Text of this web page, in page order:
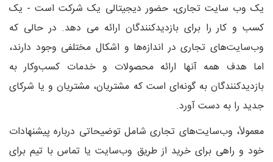
یک وب سایت تجاری، حضور دیجیتالی یک شرکت است - یک
کسب و کار را برای بازدیدکنندگان ارائه می دهد. در حالی که
وب‌سایت‌های تجاری در اندازه‌ها و اشکال مختلفی وجود دارند،
اما هدف همه آنها ارائه محصولات و خدمات کسب‌وکار به
بازدیدکنندگان به گونه‌ای است که مشتریان، مشتریان و یا شرکای
جدید را به دست آورد.
معمولاً، وب‌سایت‌های تجاری شامل توضیحاتی درباره پیشنهادات
خود و راهی برای خرید از طریق وب‌سایت یا تماس با تیم برای